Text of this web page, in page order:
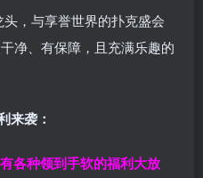
，与享誉世界的扑克盛会
净、有保障，且充满乐趣的
来袭：
各种领到手软的福利大放